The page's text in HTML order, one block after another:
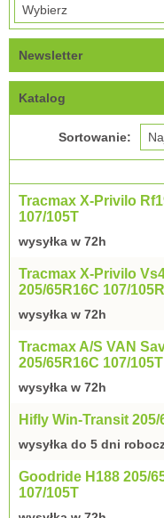
Newsletter
Katalog
Sortowanie:
Tracmax X-Privilo
107/105T
wysyłka w 72h
Tracmax X-Privilo
205/65R16C 107/105R
wysyłka w 72h
Tracmax A/S VAN
205/65R16C 107/105T
wysyłka w 72h
Hifly Win-Transit 205/
wysyłka do 5 dni
Goodride H188 205/
107/105T